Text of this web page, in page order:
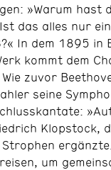
»Warum hast
das alles nur
In dem 1895 in
kommt dem
zuvor
seine
Klopstock,
um